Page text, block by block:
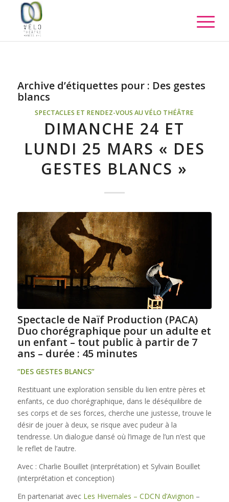
Archive d’étiquettes pour : Des gestes
blancs
SPECTACLES ET RENDEZ-VOUS AU VÉLO THÉÂTRE
DIMANCHE 24 ET
LUNDI 25 MARS « DES
GESTES BLANCS »
Spectacle de Naïf Production (PACA)
Duo chorégraphique pour un adulte et
un enfant – tout public à partir de 7
ans – durée : 45 minutes
“DES GESTES BLANCS”
Restituant une exploration sensible du lien entre pères et
enfants, ce duo chorégraphique, dans le déséquilibre de
ses corps et de ses forces, cherche une justesse, trouve le
désir de jouer à deux, se risque avec pudeur à la
tendresse. Un dialogue dansé où l’image de l’un n’est que
le reflet de l’autre.
Avec : Charlie Bouillet (interprétation) et Sylvain Bouillet
(interprétation et conception)
En partenariat avec Les Hivernales – CDCN d’Avignon –